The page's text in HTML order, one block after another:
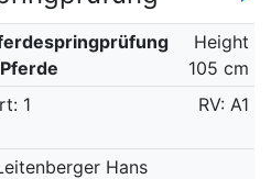
Height
105 cm
1 RV: A1
Hans